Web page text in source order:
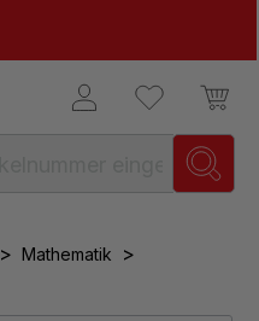
> Mathematik >